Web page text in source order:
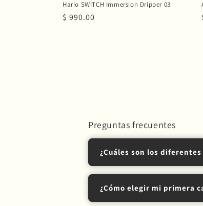
Hario SWITCH Immersion Dripper 03
Precio
$ 990.00
Preguntas frecuentes
¿Cuáles son los
Espresso– Máquinas
¿Cómo elegir mi primera